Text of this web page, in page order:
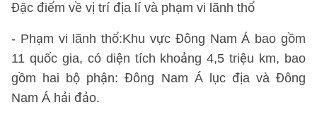
Đặc điểm về vị trí địa lí và phạm vi lãnh thổ
- Phạm vi lãnh thổ:Khu vực Đông Nam Á bao gồm
11 quốc gia, có diện tích khoảng 4,5 triệu km, bao
gồm hai bộ phận: Đông Nam Á lục địa và Đông
Nam Á hải đảo.